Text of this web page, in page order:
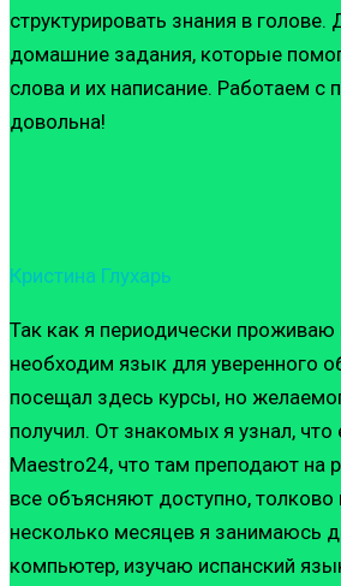
структурировать знания в
домашние задания, которые
слова и их написание. Работаем с
довольна!
Кристина Глухарь
Так как я периодически проживаю
необходим язык для уверенного
посещал здесь курсы, но
получил. От знакомых я узнал, что
Maestro24, что там преподают на
все объясняют доступно, толково
несколько месяцев я занимаюсь
компьютер, изучаю испанский